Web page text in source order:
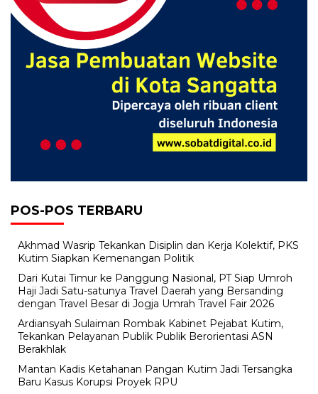
POS-POS TERBARU
Akhmad Wasrip Tekankan Disiplin dan Kerja Kolektif, PKS
Kutim Siapkan Kemenangan Politik
Dari Kutai Timur ke Panggung Nasional, PT Siap Umroh
Haji Jadi Satu-satunya Travel Daerah yang Bersanding
dengan Travel Besar di Jogja Umrah Travel Fair 2026
Ardiansyah Sulaiman Rombak Kabinet Pejabat Kutim,
Tekankan Pelayanan Publik Publik Berorientasi ASN
Berakhlak
Mantan Kadis Ketahanan Pangan Kutim Jadi Tersangka
Baru Kasus Korupsi Proyek RPU